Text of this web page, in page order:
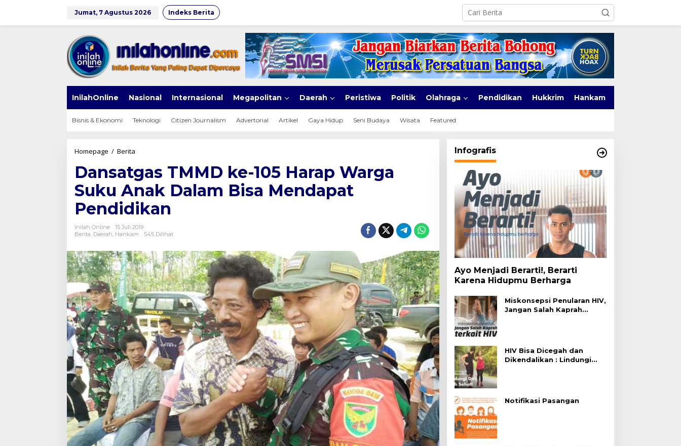
Jumat, 7 Agustus 2026 Indeks Berita
InilahOnline Nasional Internasional Megapolitan Daerah Peristiwa Politik Olahraga Pendidikan Hukkrim Hankam
Bisnis & Ekonomi Teknologi Citizen Journalism Advertorial Artikel Gaya Hidup Seni Budaya Wisata Featured
Homepage / Berita
ke-
105
Harap
Warga
Suku
Anak
Dalam
Bisa
Pendidikan
Dansatgas TMMD ke-105 Harap Warga
Suku Anak Dalam Bisa Mendapat
Pendidikan
Inilah Online
15 Juli 2019
Berita, Daerah, Hankam 545 Dilihat
Infografis
Ayo Menjadi Berarti!, Berarti
Karena Hidupmu Berharga
Miskonsepsi Penularan HIV,
Jangan Salah Kaprah
HIV Bisa Dicegah dan
Dikendalikan : Lindungi
Notifikasi Pasangan